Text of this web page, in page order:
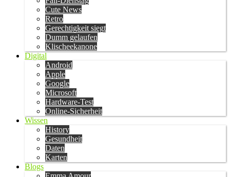
Cute News
Retro
Gerechtigkeit siegt
Dumm gelaufen
Klischeekanone
Digital
Android
Apple
Google
Microsoft
Hardware-Test
Online-Sicherheit
Wissen
History
Gesundheit
Daten
Karten
Blogs